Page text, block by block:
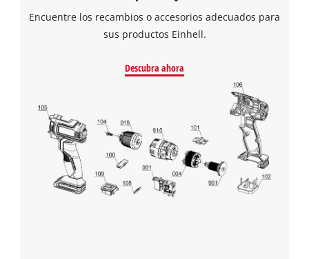
Encuentre los recambios o accesorios adecuados para
sus productos Einhell.
Descubra ahora